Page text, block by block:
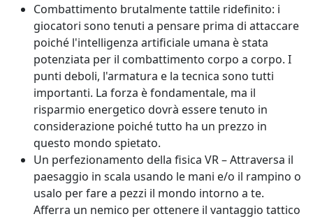
Combattimento brutalmente tattile ridefinito: i
giocatori sono tenuti a pensare prima di attaccare
poiché l'intelligenza artificiale umana è stata
potenziata per il combattimento corpo a corpo. I
punti deboli, l'armatura e la tecnica sono tutti
importanti. La forza è fondamentale, ma il
risparmio energetico dovrà essere tenuto in
considerazione poiché tutto ha un prezzo in
questo mondo spietato.
Un perfezionamento della fisica VR – Attraversa il
paesaggio in scala usando le mani e/o il rampino o
usalo per fare a pezzi il mondo intorno a te.
Afferra un nemico per ottenere il vantaggio tattico